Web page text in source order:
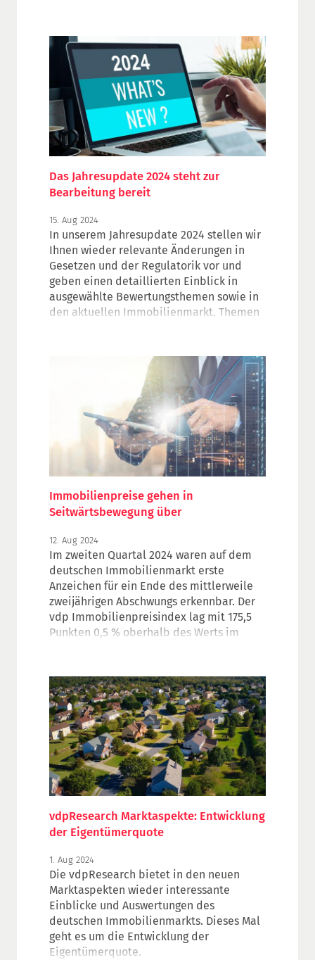
Eigentümerquote |
Veranstaltungsausblick
Das Jahresupdate 2024 steht zur
Bearbeitung bereit
15. Aug 2024
In unserem Jahresupdate 2024 stellen wir
Ihnen wieder relevante Änderungen in
Gesetzen und der Regulatorik vor und
geben einen detaillierten Einblick in
ausgewählte Bewertungsthemen sowie in
den aktuellen Immobilienmarkt. Themen
aktuellen HypZert Tools und Studien
sowie eine Auffrischung zur
Funktionsweise des Immobilienmarktes.
Immobilienpreise gehen in
Seitwärtsbewegung über
12. Aug 2024
Im zweiten Quartal 2024 waren auf dem
deutschen Immobilienmarkt erste
Anzeichen für ein Ende des mittlerweile
zweijährigen Abschwungs erkennbar. Der
vdp Immobilienpreisindex lag mit 175,5
Punkten 0,5 % oberhalb des Werts im
Den detaillierten Index finden HypZert
Gutachterinnen und Gutachter, wie
gewohnt, in der Bibliothek ihrer Valuers
Corner.
vdpResearch Marktaspekte: Entwicklung
der Eigentümerquote
1. Aug 2024
Die vdpResearch bietet in den neuen
Marktaspekten wieder interessante
Einblicke und Auswertungen des
deutschen Immobilienmarkts. Dieses Mal
geht es um die Entwicklung der
Eigentümerquote.